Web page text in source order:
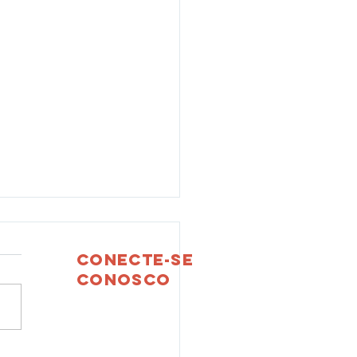
Conecte-se
conosco